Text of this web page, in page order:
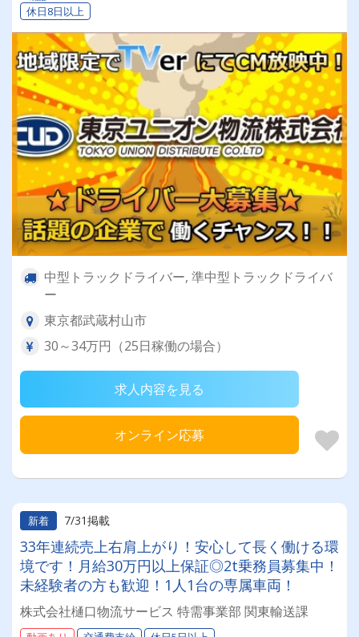
休日8日以上
中型トラックドライバー, 準中型トラックドライバ
ー
東京都武蔵村山市
30～34万円（25日稼働の場合）
求人内容を見る
オンライン応募
新着 7/31掲載
33年連続売上右肩上がり！安心して長く働ける環
境です！月給30万円以上保証◎2t乗務員募集中！
未経験者の方も歓迎！1人1台の専属車両！
株式会社樋口物流サービス 特需事業部 関東輸送課